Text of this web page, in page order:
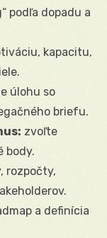
podľa dopadu a
kapacitu,
úlohu so
briefu.
zvoľte
body.
rozpočty,
a definícia